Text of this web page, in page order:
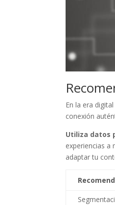
En la era
conexión
Utiliza datos
experiencias a
‍adaptar tu